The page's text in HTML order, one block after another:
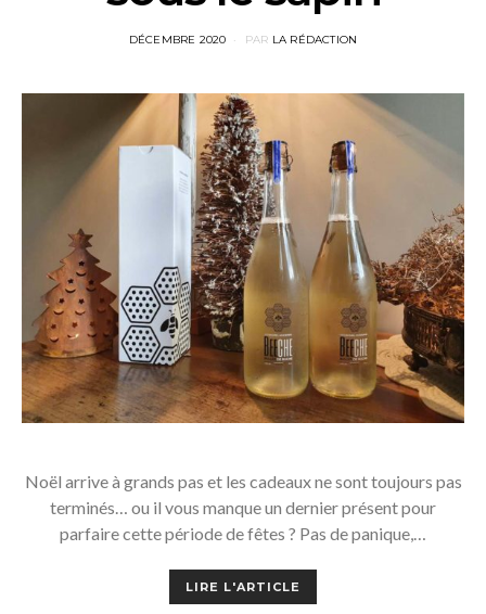
POSTED
DÉCEMBRE 2020 PAR LA RÉDACTION
Noël arrive à grands pas et les cadeaux ne sont toujours pas
terminés… ou il vous manque un dernier présent pour
parfaire cette période de fêtes ? Pas de panique,…
LIRE L'ARTICLE